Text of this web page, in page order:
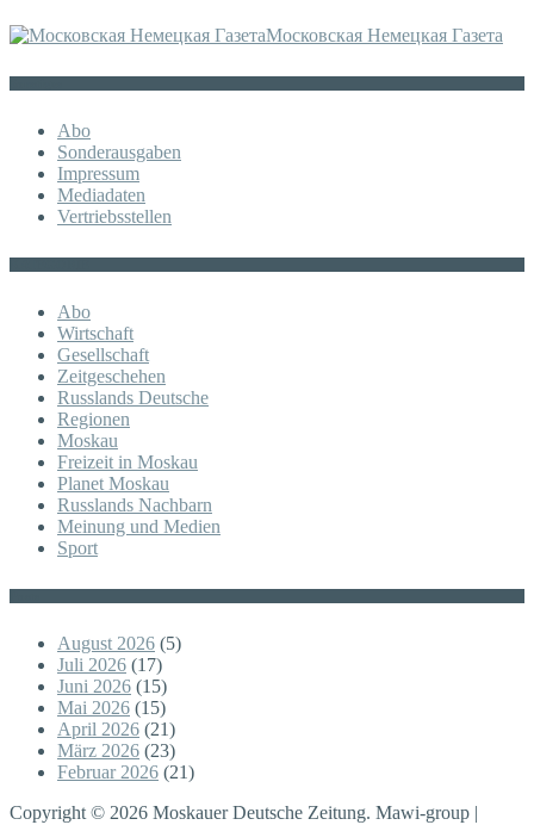
Московская Немецкая Газета
Abo
Sonderausgaben
Impressum
Mediadaten
Vertriebsstellen
Abo
Wirtschaft
Gesellschaft
Zeitgeschehen
Russlands Deutsche
Regionen
Moskau
Freizeit in Moskau
Planet Moskau
Russlands Nachbarn
Meinung und Medien
Sport
August 2026 (5)
Juli 2026 (17)
Juni 2026 (15)
Mai 2026 (15)
April 2026 (21)
März 2026 (23)
Februar 2026 (21)
Copyright © 2026 Moskauer Deutsche Zeitung. Mawi-group |